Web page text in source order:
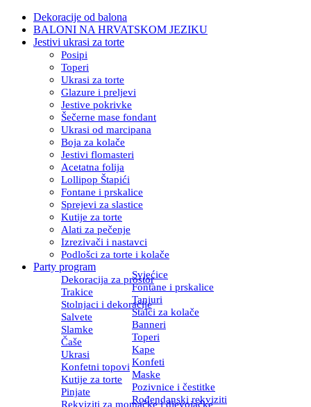
Dekoracije od balona
BALONI NA HRVATSKOM JEZIKU
Jestivi ukrasi za torte
Posipi
Toperi
Ukrasi za torte
Glazure i preljevi
Jestive pokrivke
Šečerne mase fondant
Ukrasi od marcipana
Boja za kolače
Jestivi flomasteri
Acetatna folija
Lollipop Štapići
Fontane i prskalice
Sprejevi za slastice
Kutije za torte
Alati za pečenje
Izrezivači i nastavci
Podlošci za torte i kolače
Party program
Dekoracija za prostor
Svjećice
Trakice
Fontane i prskalice
Stolnjaci i dekoracije
Tanjuri
Salvete
Stalci za kolače
Slamke
Banneri
Čaše
Toperi
Ukrasi
Kape
Konfetni topovi Konfeti
Kutije za torte
Maske
Pinjate
Pozivnice i čestitke
Rekviziti za momačke i djevojačke
Rođendanski rekviziti